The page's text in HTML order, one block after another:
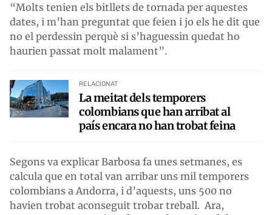
“Molts tenien els bitllets de tornada per aquestes
dates, i m’han preguntat que feien i jo els he dit que
no el perdessin perquè si s’haguessin quedat ho
haurien passat molt malament”.
RELACIONAT
La meitat dels temporers
colombians que han arribat al
país encara no han trobat feina
Segons va explicar Barbosa fa unes setmanes, es
calcula que en total van arribar uns mil temporers
colombians a Andorra, i d’aquests, uns 500 no
havien trobat aconseguit trobar treball. Ara,